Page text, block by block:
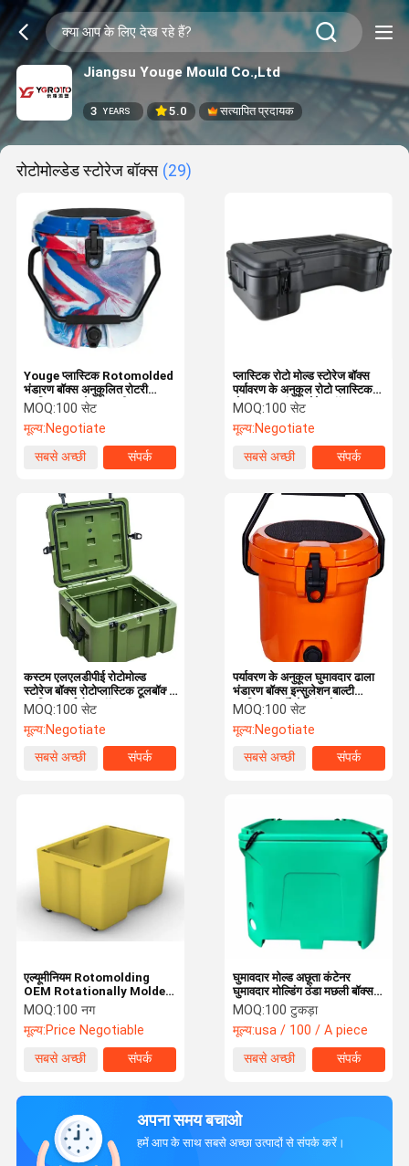
Jiangsu Youge Mould Co.,Ltd
3 YEARS 5.0 सत्यापित प्रदायक
रोटोमोल्डेड स्टोरेज बॉक्स (29)
Youge प्लास्टिक Rotomolded
भंडारण बॉक्स अनुकूलित रोटरी
प्लास्टिक इन्सुलेशन बाल्टी
MOQ:100 सेट
मूल्य:Negotiate
सबसे अच्छी
संपर्क
प्लास्टिक रोटो मोल्ड स्टोरेज बॉक्स
पर्यावरण के अनुकूल रोटो प्लास्टिक
मोल्ड कार ट्रंक स्टोरेज बॉक्स
MOQ:100 सेट
मूल्य:Negotiate
सबसे अच्छी
संपर्क
कस्टम एलएलडीपीई रोटोमोल्ड
स्टोरेज बॉक्स रोटोप्लास्टिक टूलबॉक्स
प्लास्टिक टर्नओवर बॉक्स
MOQ:100 सेट
मूल्य:Negotiate
सबसे अच्छी
संपर्क
पर्यावरण के अनुकूल घुमावदार ढाला
भंडारण बॉक्स इन्सुलेशन बाल्टी
प्लास्टिक घूर्णी मोल्डिंग मोल्ड
MOQ:100 सेट
मूल्य:Negotiate
सबसे अच्छी
संपर्क
एल्यूमीनियम Rotomolding
OEM Rotationally Molded
UV Fall Proof
Rotationally Box एल्यूमीनियम
रोटोमोल्डिंग OEM रोटेशनली मोल्ड
यूवी फॉल प्रूफ रोटेशनली बॉक्स
MOQ:100 नग
मूल्य:Price Negotiable
सबसे अच्छी
संपर्क
घुमावदार मोल्ड अछूता कंटेनर
घुमावदार मोल्डिंग ठंडा मछली बॉक्स
कस्टम आकार
MOQ:100 टुकड़ा
मूल्य:usa / 100 / A piece
सबसे अच्छी
संपर्क
अपना समय बचाओ
हमें आप के साथ सबसे अच्छा उत्पादों से संपर्क करें।